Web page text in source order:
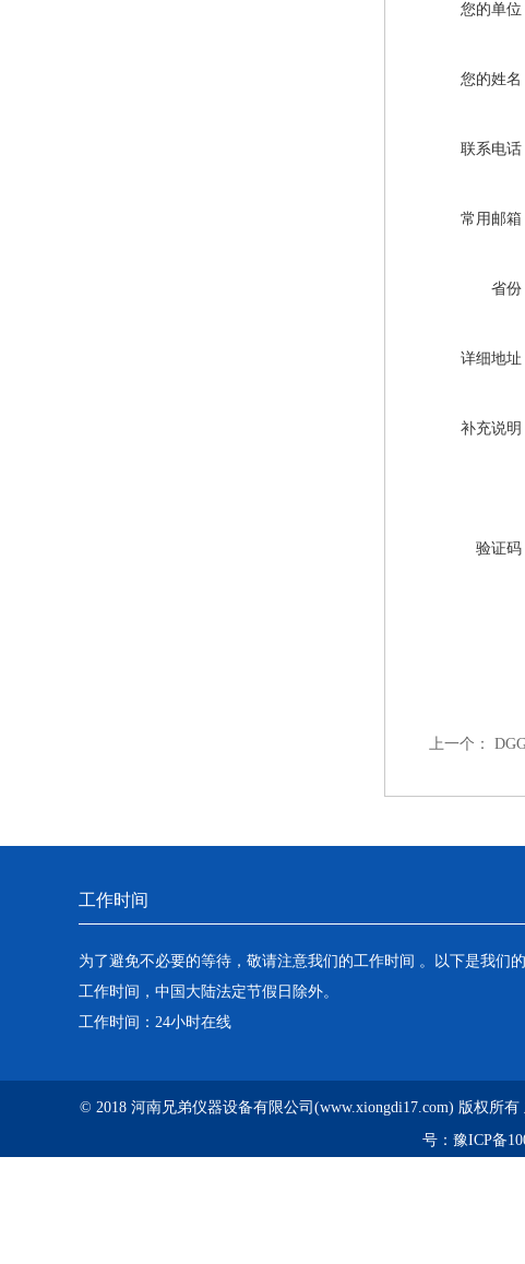
您的单位
您的姓名
联系电话
常用邮箱
省份
详细地址
补充说明
验证码
上一个：
工作时间
为了避免不必要的等待，敬请注意我们的工作时间 。以下是我们
工作时间，中国大陆法定节假日除外。
工作时间：24小时在线
© 2018 河南兄弟仪器设备有限公司(www.xiongdi17.com) 版权所有
号： 豫ICP备